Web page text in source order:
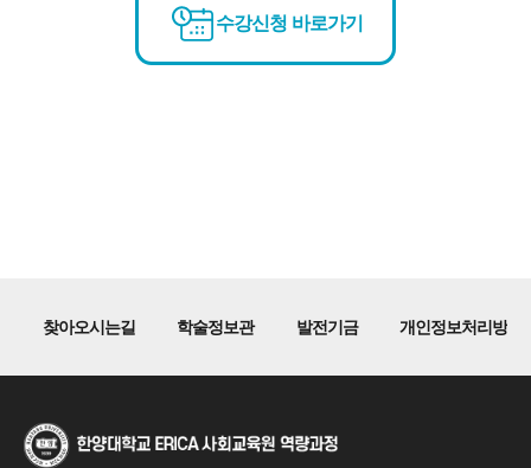
수강신청 바로가기
찾아오시는길 학술정보관 발전기금 개인정보처리방침